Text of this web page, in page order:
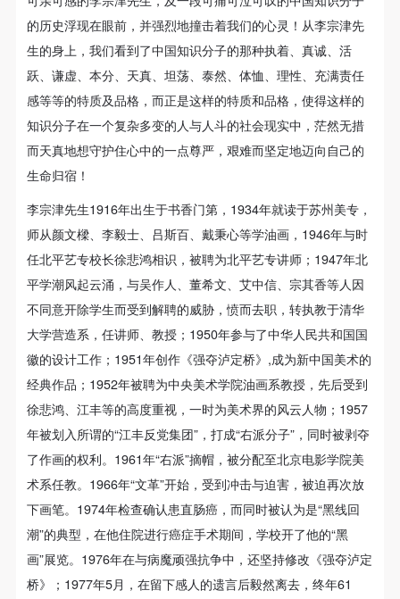
的历史浮现在眼前，并强烈地撞击着我们的心灵！从李宗津先
生的身上，我们看到了中国知识分子的那种执着、真诚、活
跃、谦虚、本分、天真、坦荡、泰然、体恤、理性、充满责任
感等等的特质及品格，而正是这样的特质和品格，使得这样的
知识分子在一个复杂多变的人与人斗的社会现实中，茫然无措
而天真地想守护住心中的一点尊严，艰难而坚定地迈向自己的
生命归宿！
李宗津先生1916年出生于书香门第，1934年就读于苏州美专，
师从颜文樑、李毅士、吕斯百、戴秉心等学油画，1946年与时
任北平艺专校长徐悲鸿相识，被聘为北平艺专讲师；1947年北
平学潮风起云涌，与吴作人、董希文、艾中信、宗其香等人因
不同意开除学生而受到解聘的威胁，愤而去职，转执教于清华
大学营造系，任讲师、教授；1950年参与了中华人民共和国国
徽的设计工作；1951年创作《强夺泸定桥》,成为新中国美术的
经典作品；1952年被聘为中央美术学院油画系教授，先后受到
徐悲鸿、江丰等的高度重视，一时为美术界的风云人物；1957
年被划入所谓的“江丰反党集团”，打成“右派分子”，同时被剥夺
了作画的权利。1961年“右派”摘帽，被分配至北京电影学院美
术系任教。1966年“文革”开始，受到冲击与迫害，被迫再次放
下画笔。1974年检查确认患直肠癌，而同时被认为是“黑线回
潮”的典型，在他住院进行癌症手术期间，学校开了他的“黑
画”展览。1976年在与病魔顽强抗争中，还坚持修改《强夺泸定
桥》；1977年5月，在留下感人的遗言后毅然离去，终年61